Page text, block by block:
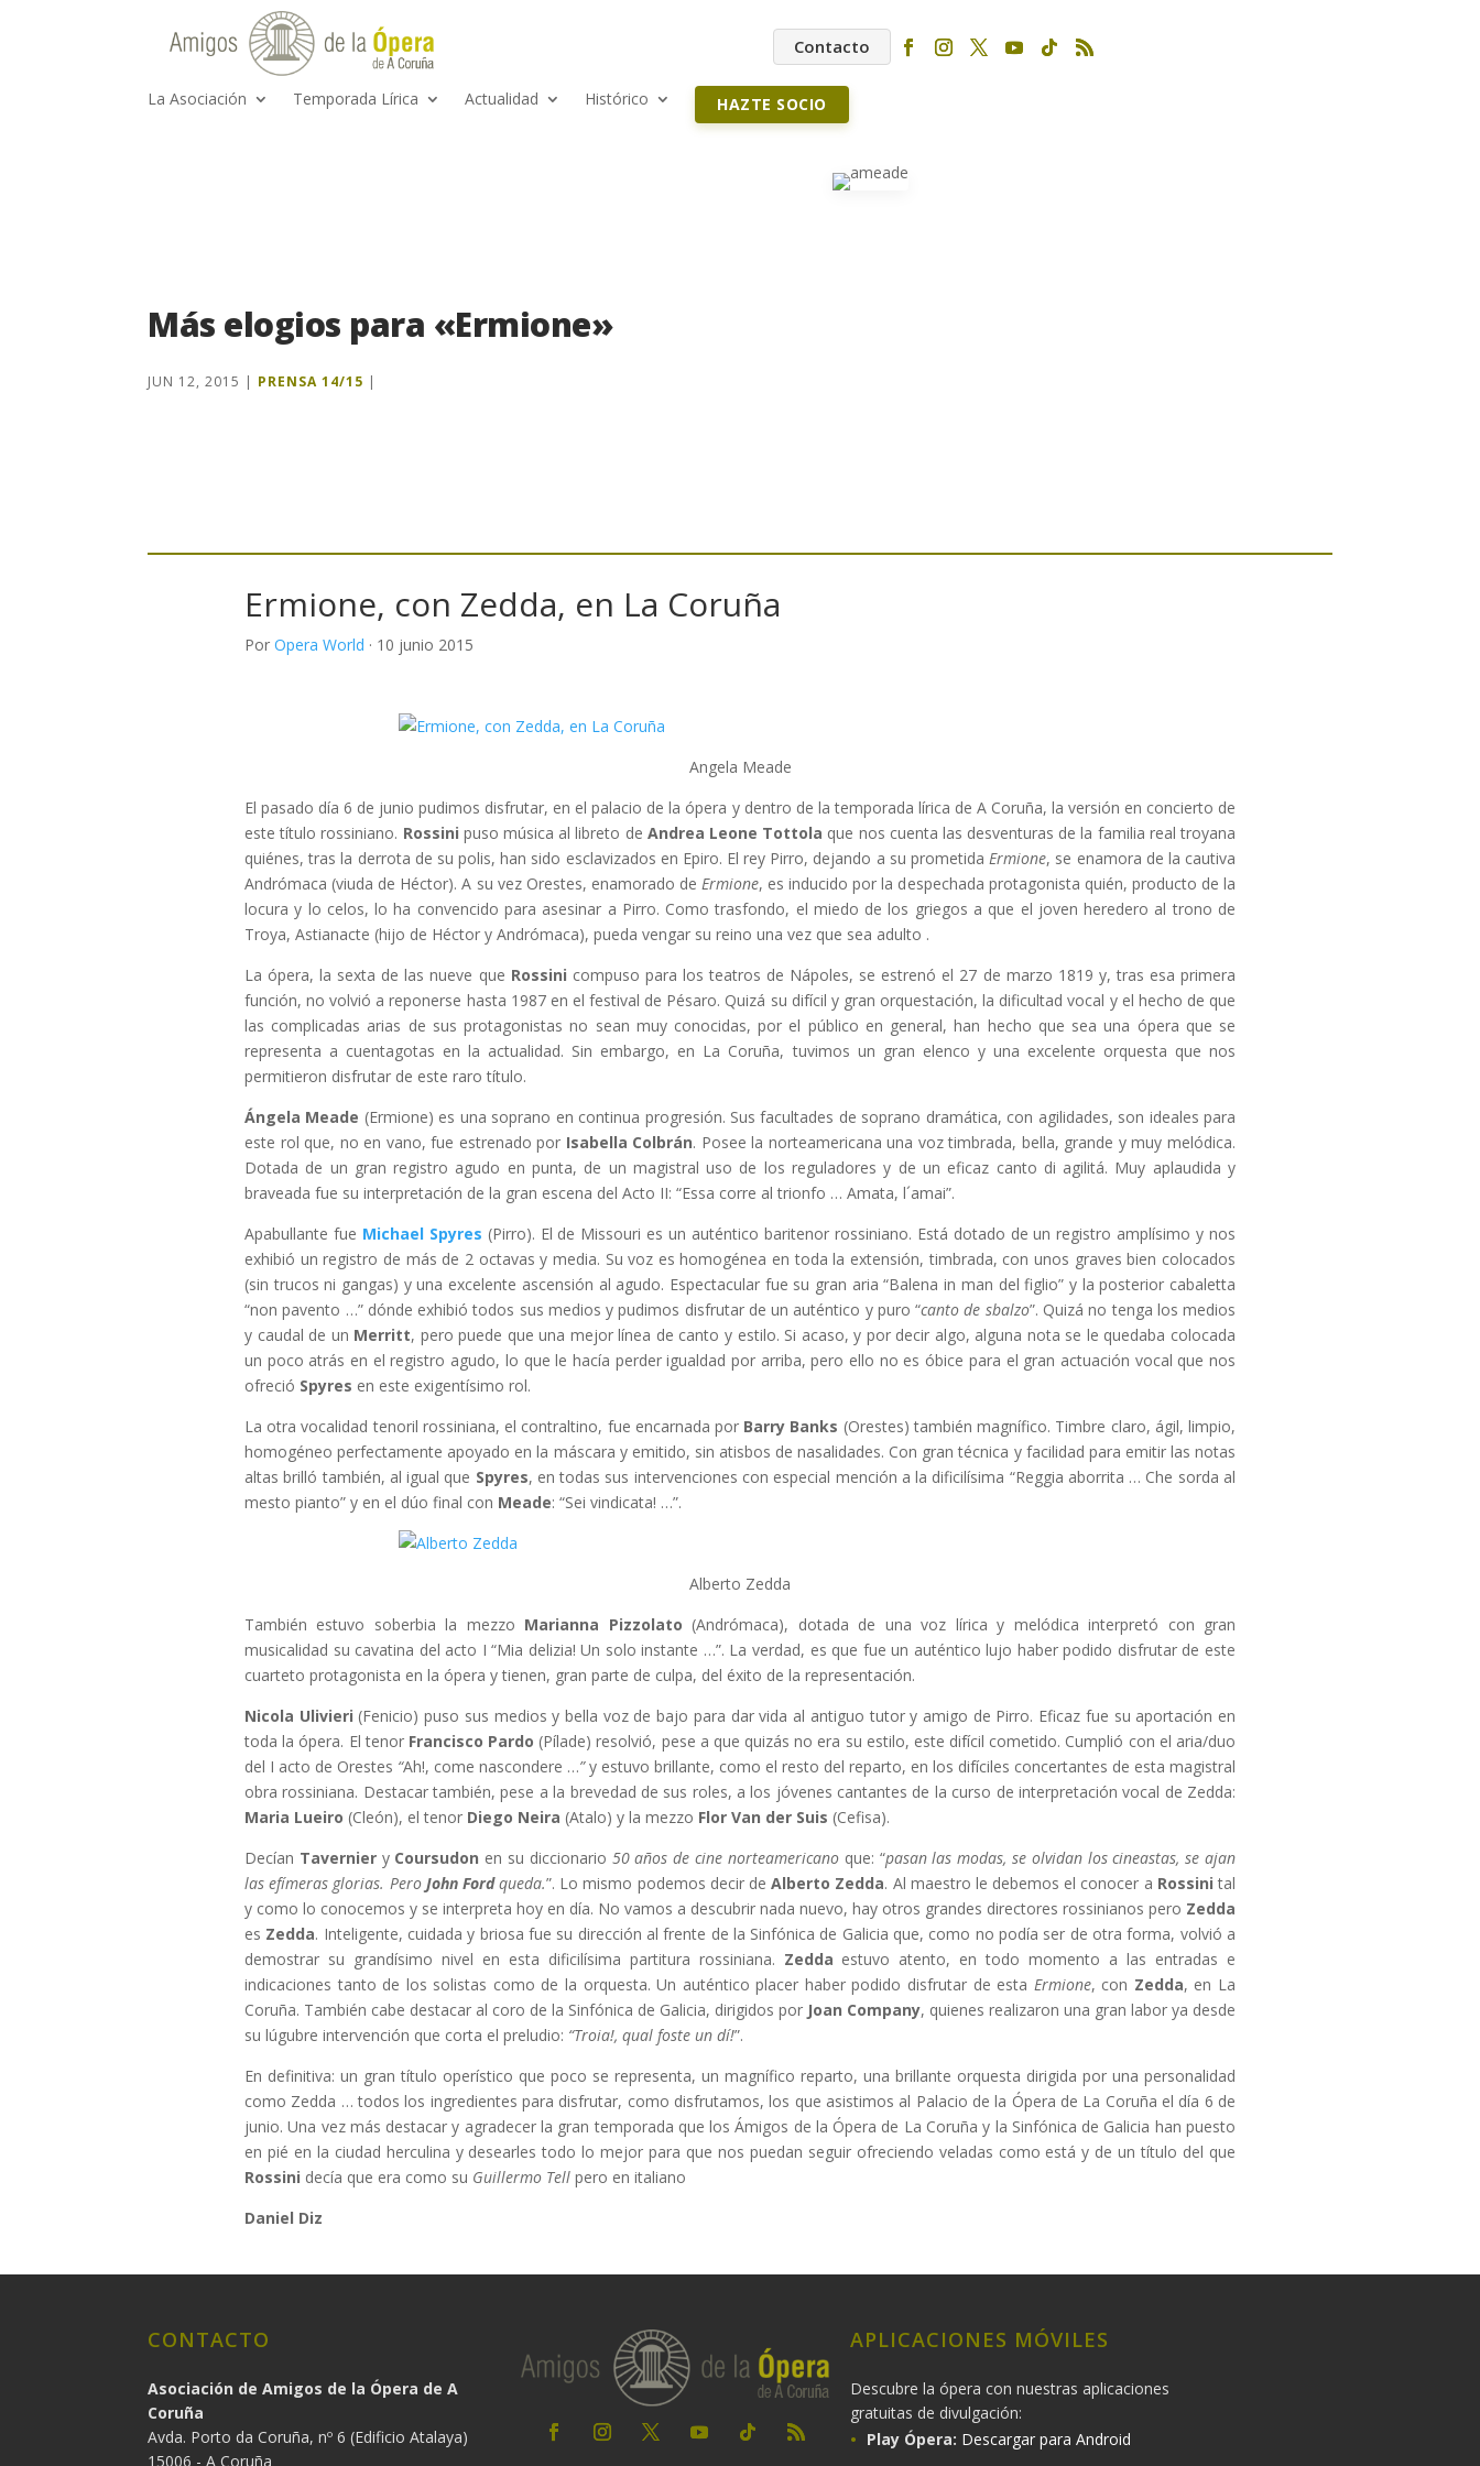
Contacto
La Asociación Temporada Lírica Actualidad Histórico HAZTE SOCIO
Más elogios para «Ermione»
JUN 12, 2015 | PRENSA 14/15 |
Ermione, con Zedda, en La Coruña
Por Opera World · 10 junio 2015
Angela Meade
El pasado día 6 de junio pudimos disfrutar, en el palacio de la ópera y dentro de la temporada lírica de A Coruña, la versión en concierto de
este título rossiniano. Rossini puso música al libreto de Andrea Leone Tottola que nos cuenta las desventuras de la familia real troyana
quiénes, tras la derrota de su polis, han sido esclavizados en Epiro. El rey Pirro, dejando a su prometidaErmione, se enamora de la cautiva
Andrómaca (viuda de Héctor). A su vez Orestes, enamorado de Ermione, es inducido por la despechada protagonista quién, producto de la
locura y lo celos, lo ha convencido para asesinar a Pirro. Como trasfondo, el miedo de los griegos a que el joven heredero al trono de
Troya, Astianacte (hijo de Héctor y Andrómaca), pueda vengar su reino una vez que sea adulto .
La ópera, la sexta de las nueve que Rossini compuso para los teatros de Nápoles, se estrenó el 27 de marzo 1819 y, tras esa primera
función, no volvió a reponerse hasta 1987 en el festival de Pésaro. Quizá su difícil y gran orquestación, la dificultad vocal y el hecho de que
las complicadas arias de sus protagonistas no sean muy conocidas, por el público en general, han hecho que sea una ópera que se
representa a cuentagotas en la actualidad. Sin embargo, en La Coruña, tuvimos un gran elenco y una excelente orquesta que nos
permitieron disfrutar de este raro título.
Ángela Meade (Ermione) es una soprano en continua progresión. Sus facultades de soprano dramática, con agilidades, son ideales para
este rol que, no en vano, fue estrenado por Isabella Colbrán. Posee la norteamericana una voz timbrada, bella, grande y muy melódica.
Dotada de un gran registro agudo en punta, de un magistral uso de los reguladores y de un eficaz canto di agilitá. Muy aplaudida y
braveada fue su interpretación de la gran escena del Acto II: “Essa corre al trionfo … Amata, l´amai”.
Apabullante fue Michael Spyres (Pirro). El de Missouri es un auténtico baritenor rossiniano. Está dotado de un registro amplísimo y nos
exhibió un registro de más de 2 octavas y media. Su voz es homogénea en toda la extensión, timbrada, con unos graves bien colocados
(sin trucos ni gangas) y una excelente ascensión al agudo. Espectacular fue su gran aria “Balena in man del figlio” y la posterior cabaletta
“non pavento …” dónde exhibió todos sus medios y pudimos disfrutar de un auténtico y puro “canto de sbalzo”. Quizá no tenga los medios
y caudal de un Merritt, pero puede que una mejor línea de canto y estilo. Si acaso, y por decir algo, alguna nota se le quedaba colocada
un poco atrás en el registro agudo, lo que le hacía perder igualdad por arriba, pero ello no es óbice para el gran actuación vocal que nos
ofreció Spyres en este exigentísimo rol.
La otra vocalidad tenoril rossiniana, el contraltino, fue encarnada por Barry Banks (Orestes) también magnífico. Timbre claro, ágil, limpio,
homogéneo perfectamente apoyado en la máscara y emitido, sin atisbos de nasalidades. Con gran técnica y facilidad para emitir las notas
altas brilló también, al igual que Spyres, en todas sus intervenciones con especial mención a la dificilísima “Reggia aborrita … Che sorda al
mesto pianto” y en el dúo final con Meade: “Sei vindicata! …”.
Alberto Zedda
También estuvo soberbia la mezzo Marianna Pizzolato (Andrómaca), dotada de una voz lírica y melódica interpretó con gran
musicalidad su cavatina del acto I “Mia delizia! Un solo instante …”. La verdad, es que fue un auténtico lujo haber podido disfrutar de este
cuarteto protagonista en la ópera y tienen, gran parte de culpa, del éxito de la representación.
Nicola Ulivieri (Fenicio) puso sus medios y bella voz de bajo para dar vida al antiguo tutor y amigo de Pirro. Eficaz fue su aportación en
toda la ópera. El tenor Francisco Pardo (Pílade) resolvió, pese a que quizás no era su estilo, este difícil cometido. Cumplió con el aria/duo
del I acto de Orestes “Ah!, come nascondere …”y estuvo brillante, como el resto del reparto, en los difíciles concertantes de esta magistral
obra rossiniana. Destacar también, pese a la brevedad de sus roles, a los jóvenes cantantes de la curso de interpretación vocal de Zedda:
Maria Lueiro (Cleón), el tenor Diego Neira (Atalo) y la mezzo Flor Van der Suis (Cefisa).
Decían Tavernier y Coursudon en su diccionario 50 años de cine norteamericanoque: “pasan las modas, se olvidan los cineastas, se ajan
las efímeras glorias. Pero John Fordqueda.”. Lo mismo podemos decir deAlberto Zedda. Al maestro le debemos el conocer a Rossinital
y como lo conocemos y se interpreta hoy en día. No vamos a descubrir nada nuevo, hay otros grandes directores rossinianos pero Zedda
es Zedda. Inteligente, cuidada y briosa fue su dirección al frente de la Sinfónica de Galicia que, como no podía ser de otra forma, volvió a
demostrar su grandísimo nivel en esta dificilísima partitura rossiniana. Zedda estuvo atento, en todo momento a las entradas e
indicaciones tanto de los solistas como de la orquesta. Un auténtico placer haber podido disfrutar de esta Ermione, con Zedda, en La
Coruña. También cabe destacar al coro de la Sinfónica de Galicia, dirigidos por Joan Company, quienes realizaron una gran labor ya desde
su lúgubre intervención que corta el preludio: “Troia!, qual foste un dí!”.
En definitiva: un gran título operístico que poco se representa, un magnífico reparto, una brillante orquesta dirigida por una personalidad
como Zedda … todos los ingredientes para disfrutar, como disfrutamos, los que asistimos al Palacio de la Ópera de La Coruña el día 6 de
junio. Una vez más destacar y agradecer la gran temporada que los Ámigos de la Ópera de La Coruña y la Sinfónica de Galicia han puesto
en pié en la ciudad herculina y desearles todo lo mejor para que nos puedan seguir ofreciendo veladas como está y de un título del que
Rossini decía que era como su Guillermo Tell pero en italiano
Daniel Diz
CONTACTO
Asociación de Amigos de la Ópera de A
Coruña
Avda. Porto da Coruña, nº 6 (Edificio Atalaya)
15006 - A Coruña
APLICACIONES MÓVILES
Descubre la ópera con nuestras aplicaciones
gratuitas de divulgación:
Play Ópera: Descargar para Android